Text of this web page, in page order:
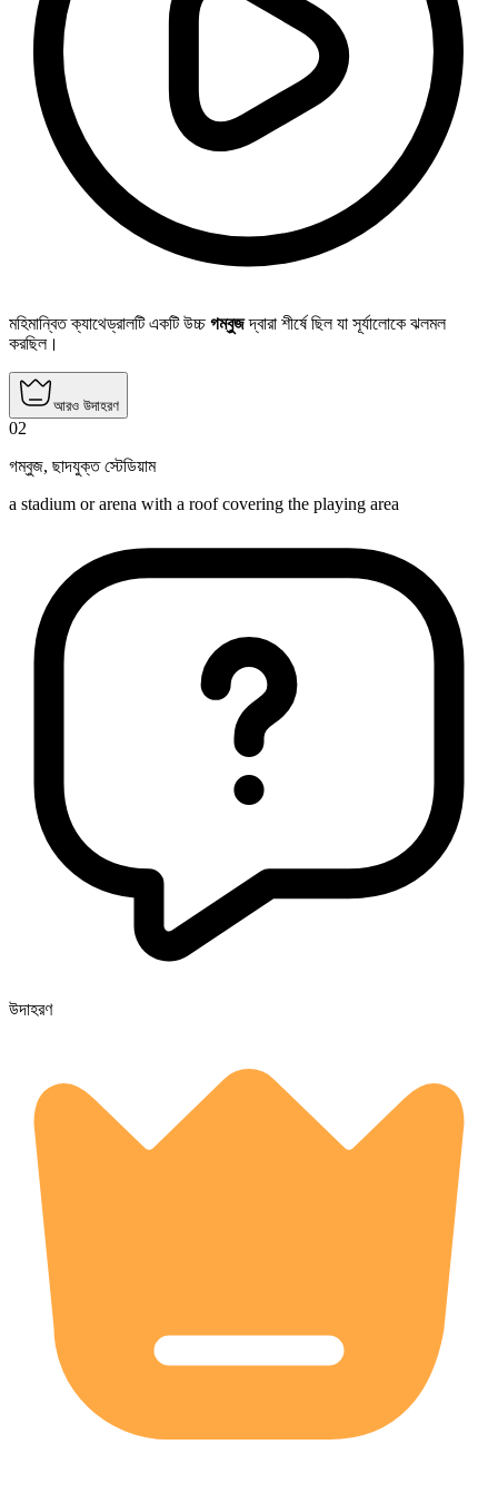
মহিমান্বিত ক্যাথেড্রালটি একটি উচ্চ গম্বুজদ্বারা শীর্ষে ছিল যা সূর্যালোকে ঝলমল
করছিল।
আরও উদাহরণ
02
গম্বুজ, ছাদযুক্ত স্টেডিয়াম
a stadium or arena with a roof covering the playing area
উদাহরণ